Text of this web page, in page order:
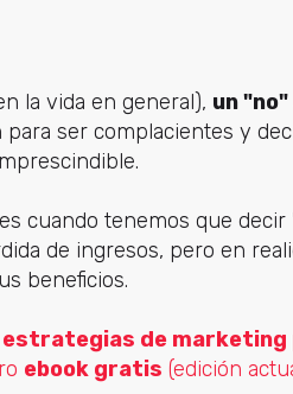
la vida en general), un
ser complacientes y
imprescindible.
cuando tenemos que
de ingresos, pero en
beneficios.
estrategias de
ebook gratis (edición